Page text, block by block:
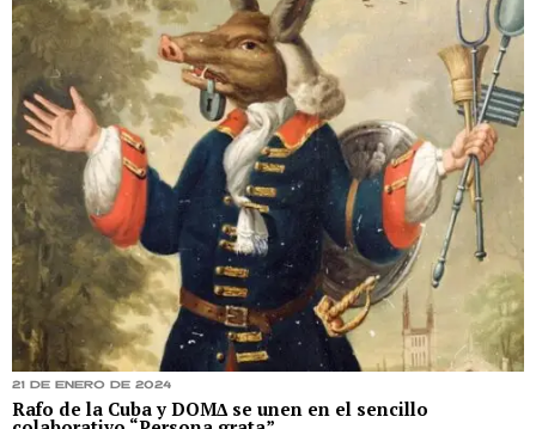
21 de enero de 2024
Rafo de la Cuba y DOMΔ se unen en el sencillo